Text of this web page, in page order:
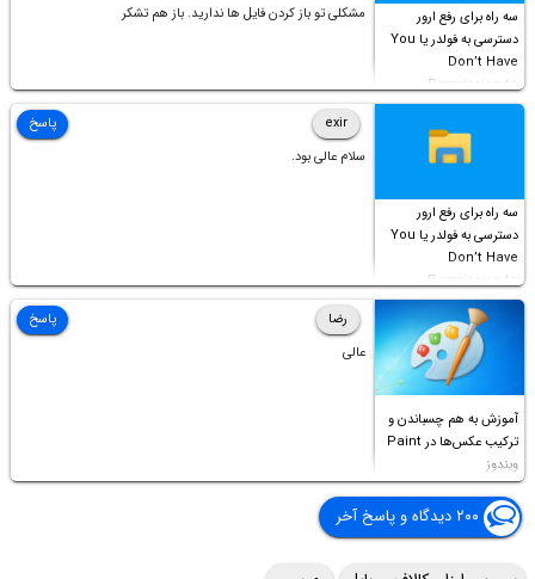
سه راه برای رفع ارور
دسترسی به فولدر یا You
Don’t Have
Permission to
Access this folder
مشکلی تو باز کردن فایل ها ندارید. باز هم تشکر
سه راه برای رفع ارور
دسترسی به فولدر یا You
Don’t Have
Permission to
Access this folder
exir
سلام عالی بود.
پاسخ
آموزش به هم چسباندن و
ترکیب عکس‌ها در Paint
ویندوز
رضا
عالی
پاسخ
۲۰۰ دیدگاه و پاسخ آخر